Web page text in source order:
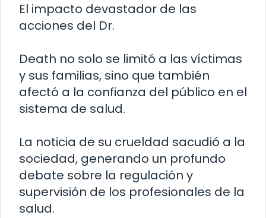
El impacto devastador de las
acciones del Dr.
Death no solo se limitó a las víctimas
y sus familias, sino que también
afectó a la confianza del público en el
sistema de salud.
La noticia de su crueldad sacudió a la
sociedad, generando un profundo
debate sobre la regulación y
supervisión de los profesionales de la
salud.